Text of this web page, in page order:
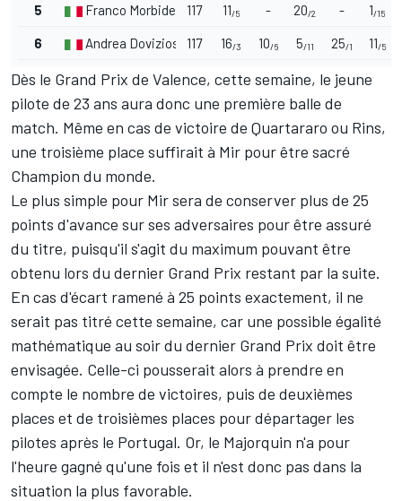
5 Franco Morbidelli 117 11/5 - 20/2 - 1/15
6 Andrea Dovizioso 117 16/3 10/6 5/11 25/1 11/5
Dès le Grand Prix de Valence, cette semaine, le jeune
pilote de 23 ans aura donc une première balle de
match. Même en cas de victoire de Quartararo ou Rins,
une troisième place suffirait à Mir pour être sacré
Champion du monde.
Le plus simple pour Mir sera de conserver plus de 25
points d'avance sur ses adversaires pour être assuré
du titre, puisqu'il s'agit du maximum pouvant être
obtenu lors du dernier Grand Prix restant par la suite.
En cas d'écart ramené à 25 points exactement, il ne
serait pas titré cette semaine, car une possible égalité
mathématique au soir du dernier Grand Prix doit être
envisagée. Celle-ci pousserait alors à prendre en
compte le nombre de victoires, puis de deuxièmes
places et de troisièmes places pour départager les
pilotes après le Portugal. Or, le Majorquin n'a pour
l'heure gagné qu'une fois et il n'est donc pas dans la
situation la plus favorable.